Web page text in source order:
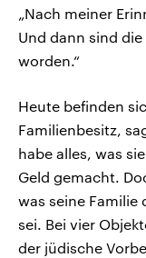
„Nach meiner
Und dann sind
worden.“
Heute befinden
Familienbesitz,
habe alles, was
Geld gemacht.
was seine
sei. Bei vier
der jüdische